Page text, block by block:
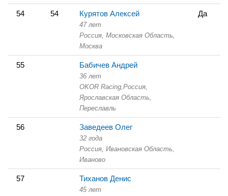
54 54 Курятов Алексей
47 лет
Россия, Московская Область,
Москва
Да
55 Бабичев Андрей
36 лет
OKOR Racing, Россия,
Ярославская Область,
Переславль
56 Заведеев Олег
32 года
Россия, Ивановская Область,
Иваново
57 Тиханов Денис
45 лет